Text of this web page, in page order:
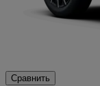
Сравнить